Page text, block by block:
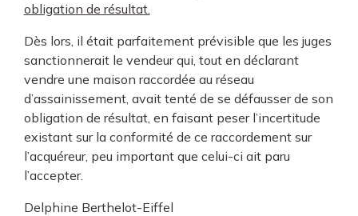
obligation de résultat.
Dès lors, il était parfaitement prévisible que les juges
sanctionnerait le vendeur qui, tout en déclarant
vendre une maison raccordée au réseau
d’assainissement, avait tenté de se défausser de son
obligation de résultat, en faisant peser l’incertitude
existant sur la conformité de ce raccordement sur
l’acquéreur, peu important que celui-ci ait paru
l’accepter.
Delphine Berthelot-Eiffel